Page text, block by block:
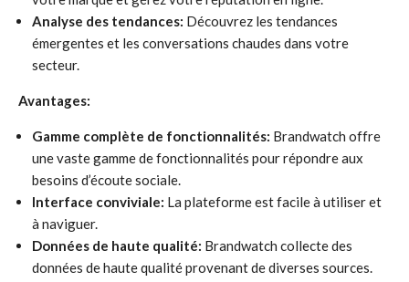
Analyse des tendances: Découvrez les tendances
émergentes et les conversations chaudes dans votre
secteur.
Avantages:
Gamme complète de fonctionnalités: Brandwatch offre
une vaste gamme de fonctionnalités pour répondre aux
besoins d’écoute sociale.
Interface conviviale: La plateforme est facile à utiliser et
à naviguer.
Données de haute qualité: Brandwatch collecte des
données de haute qualité provenant de diverses sources.